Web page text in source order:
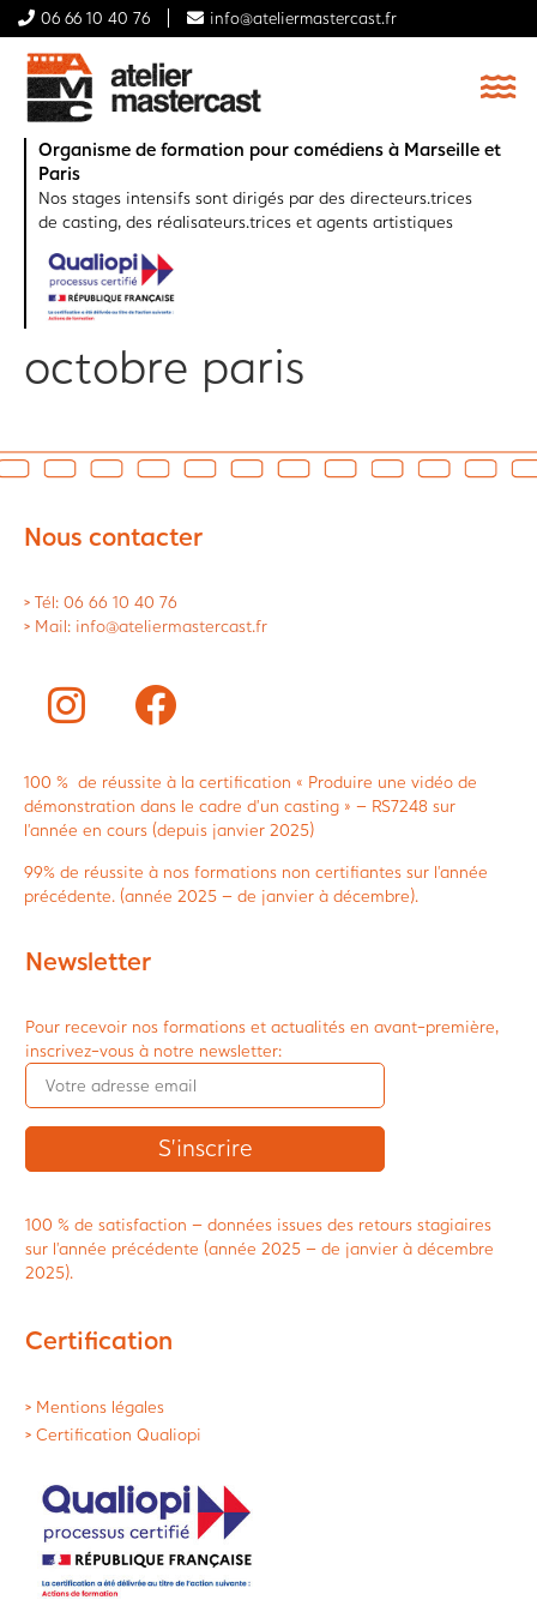
06 66 10 40 76 info@ateliermastercast.fr
Organisme de formation pour comédiens à Marseille et
Paris
Nos stages intensifs sont dirigés par des directeurs.trices
de casting, des réalisateurs.trices et agents artistiques
octobre paris
Nous contacter
> Tél: 06 66 10 40 76
> Mail: info@ateliermastercast.fr
100 % de réussite à la certification « Produire une vidéo de
démonstration dans le cadre d’un casting » – RS7248 sur
l’année en cours (depuis janvier 2025)
99% de réussite à nos formations non certifiantes sur l’année
précédente. (année 2025 – de janvier à décembre).
Newsletter
Pour recevoir nos formations et actualités en avant-première,
inscrivez-vous à notre newsletter:
100 % de satisfaction – données issues des retours stagiaires
sur l’année précédente (année 2025 – de janvier à décembre
2025).
Certification
> Mentions légales
> Certification Qualiopi